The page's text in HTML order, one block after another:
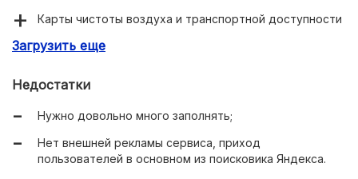
Карты чистоты воздуха и транспортной доступности
Загрузить еще
Недостатки
Нужно довольно много заполнять;
Нет внешней рекламы сервиса, приход
пользователей в основном из поисковика Яндекса.